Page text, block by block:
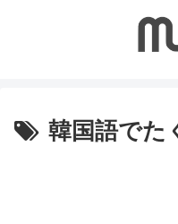
韓国語でた